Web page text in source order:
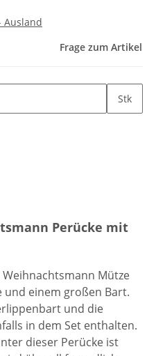
Ausland
Frage zum Artikel
Stk
Perücke mit
Mütze
und einem großen Bart.
und die
in dem Set enthalten.
dieser Perücke ist